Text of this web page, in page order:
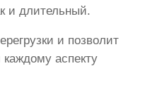
и длительный.
и позволит
аспекту